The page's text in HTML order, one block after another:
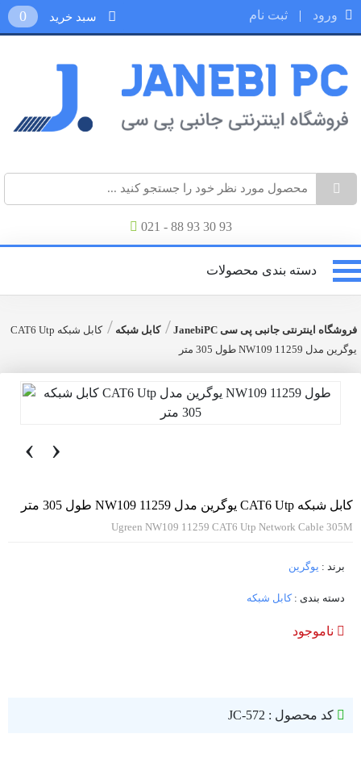
ورود | ثبت نام 0
021 - 88 93 30 93
دسته بندی محصولات
فروشگاه اینترنتی جانبی پی سی JanebiPC /کابل شبکه /
کابل شبکه CAT6 Utp
یوگرین مدل NW109 11259 طول 305 متر
‹ ›
کابل شبکه CAT6 Utp یوگرین مدل NW109 11259 طول 305 متر
Ugreen NW109 11259 CAT6 Utp Network Cable 305M
برند : یوگرین
دسته بندی : کابل شبکه
ناموجود
کد محصول : JC-572